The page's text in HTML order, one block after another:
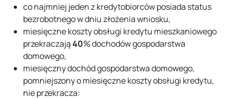
co najmniej jeden z kredytobiorców posiada status
bezrobotnego w dniu złożenia wniosku,
miesięczne koszty obsługi kredytu mieszkaniowego
przekraczają40% dochodów gospodarstwa
domowego,
miesięczny dochód gospodarstwa domowego,
pomniejszony o miesięczne koszty obsługi kredytu,
nie przekracza: